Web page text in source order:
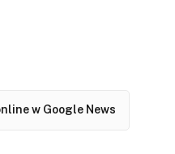
w Google News